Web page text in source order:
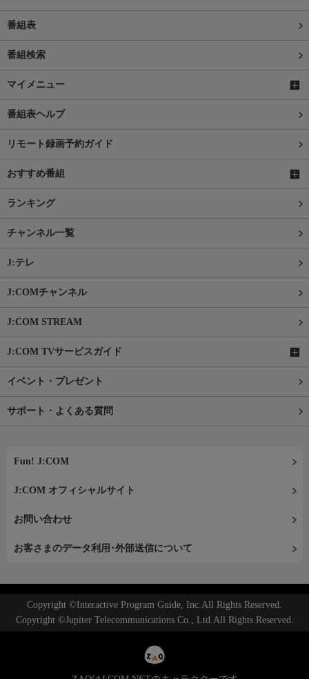
番組表
番組検索
マイメニュー
番組表ヘルプ
リモート録画予約ガイド
おすすめ番組
ランキング
チャンネル一覧
J:テレ
J:COMチャンネル
J:COM STREAM
J:COM TVサービスガイド
イベント・プレゼント
サポート・よくある質問
Fun! J:COM
J:COM オフィシャルサイト
お問い合わせ
お客さまのデータ利用･外部送信について
Copyright ©Interactive Program Guide, Inc.All Rights Reserved.
Copyright ©Jupiter Telecommunications Co., Ltd.All Rights Reserved.